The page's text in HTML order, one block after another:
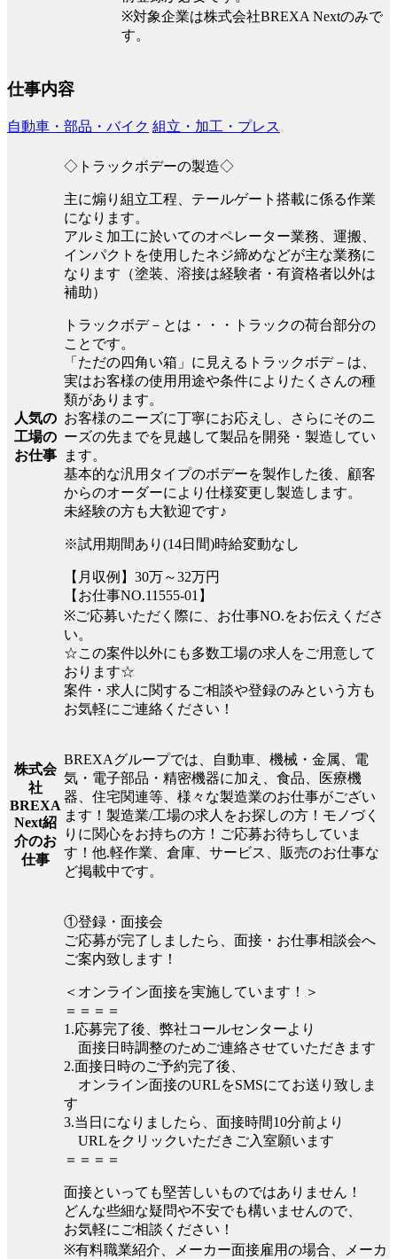
※対象企業は株式会社BREXA Nextのみで
す。
仕事内容
自動車・部品・バイク 組立・加工・プレス
人気の
工場の
お仕事
◇トラックボデーの製造◇
主に煽り組立工程、テールゲート搭載に係る作業
になります。
アルミ加工に於いてのオペレーター業務、運搬、
インパクトを使用したネジ締めなどが主な業務に
なります（塗装、溶接は経験者・有資格者以外は
補助）
トラックボデ－とは・・・トラックの荷台部分の
ことです。
「ただの四角い箱」に見えるトラックボデ－は、
実はお客様の使用用途や条件によりたくさんの種
類があります。
お客様のニーズに丁寧にお応えし、さらにそのニ
ーズの先までを見越して製品を開発・製造してい
ます。
基本的な汎用タイプのボデーを製作した後、顧客
からのオーダーにより仕様変更し製造します。
未経験の方も大歓迎です♪
※試用期間あり(14日間)時給変動なし
【月収例】30万～32万円
【お仕事NO.11555-01】
※ご応募いただく際に、お仕事NO.をお伝えくださ
い。
☆この案件以外にも多数工場の求人をご用意して
おります☆
案件・求人に関するご相談や登録のみという方も
お気軽にご連絡ください！
株式会
社
BREXA
Next紹
介のお
仕事
BREXAグループでは、自動車、機械・金属、電
気・電子部品・精密機器に加え、食品、医療機
器、住宅関連等、様々な製造業のお仕事がござい
ます！製造業/工場の求人をお探しの方！モノづく
りに関心をお持ちの方！ご応募お待ちしていま
す！他.軽作業、倉庫、サービス、販売のお仕事な
ど掲載中です。
①登録・面接会
ご応募が完了しましたら、面接・お仕事相談会へ
ご案内致します！
＜オンライン面接を実施しています！＞
＝＝＝＝
1.応募完了後、弊社コールセンターより
面接日時調整のためご連絡させていただきます
2.面接日時のご予約完了後、
オンライン面接のURLをSMSにてお送り致しま
す
3.当日になりましたら、面接時間10分前より
URLをクリックいただきご入室願います
＝＝＝＝
面接といっても堅苦しいものではありません！
どんな些細な疑問や不安でも構いませんので、
お気軽にご相談ください！
※有料職業紹介、メーカー面接雇用の場合、メーカ